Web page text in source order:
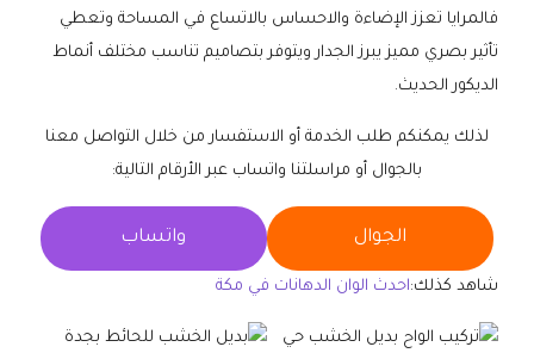
فالمرايا تعزز الإضاءة والاحساس بالاتساع في المساحة وتعطي
تأثير بصري مميز يبرز الجدار ويتوفر بتصاميم تناسب مختلف أنماط
الديكور الحديث.
لذلك يمكنكم طلب الخدمة أو الاستفسار من خلال التواصل معنا
بالجوال أو مراسلتنا واتساب عبر الأرقام التالية:
الجوال واتساب
شاهد كذلك:احدث الوان الدهانات في مكة